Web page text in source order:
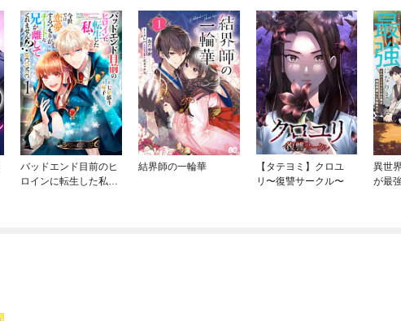
バッドエンド目前のヒ
ロインに転生した私、
結界師の一輪華
【タテヨミ】クロユ
リ〜復讐サークル〜
異世
が最